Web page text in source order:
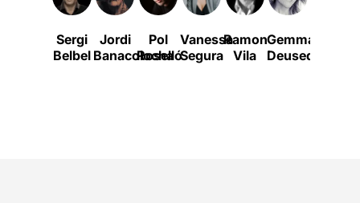
Sergi
Belbel
Jordi
Banacolocha
Pol
Roselló
Vanessa
Segura
Ramon
Vila
Gemma
Deusedas